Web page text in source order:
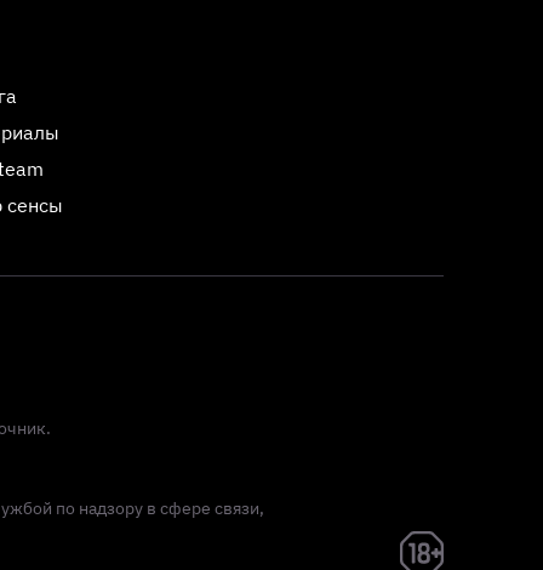
сенсы
по надзору в сфере связи,